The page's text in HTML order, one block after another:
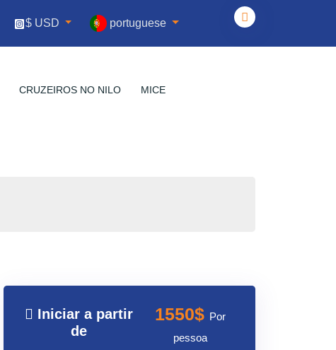
$ USD portuguese
CRUZEIROS NO NILO MICE
Iniciar a partir
de
1550$ Por
pessoa